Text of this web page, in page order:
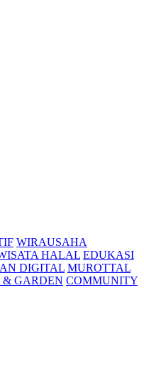
WIRAUSAHA
HALAL EDUKASI
DIGITAL MUROTTAL
& GARDEN COMMUNITY